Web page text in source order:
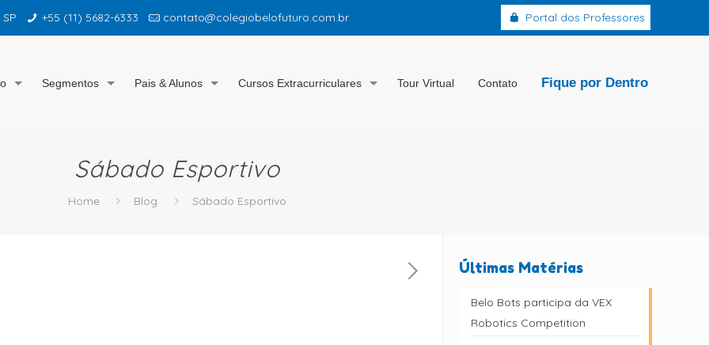
+55 (11) 5682-6333 contato@colegiobelofuturo.com.br Portal dos Professores
Segmentos Pais & Alunos Cursos Extracurriculares Tour Virtual Contato Fique por Dentro
Sábado Esportivo
Home Blog Sábado Esportivo
Últimas Matérias
Belo Bots participa da VEX
Robotics Competition